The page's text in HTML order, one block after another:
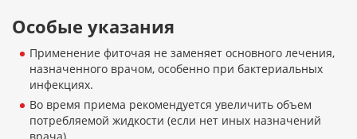
Особые указания
Применение фиточая не заменяет основного лечения,
назначенного врачом, особенно при бактериальных
инфекциях.
Во время приема рекомендуется увеличить объем
потребляемой жидкости (если нет иных назначений